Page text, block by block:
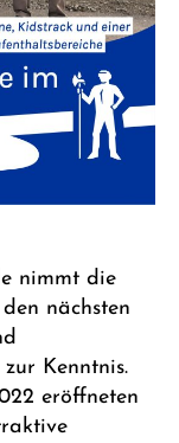
nimmt die
nächsten
Kenntnis.
eröffneten